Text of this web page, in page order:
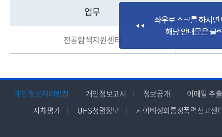
업무
전공탐색지원센터
개인정보처리방침 개인정보고시 정보공개
이메일 추
자체평가
UHS청렴정보 사이버성희롱성폭력신고센